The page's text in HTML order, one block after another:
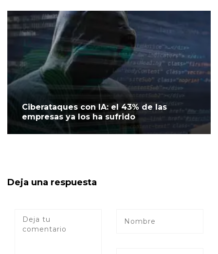
Ciberataques con IA: el 43% de las
empresas ya los ha sufrido
Deja una respuesta